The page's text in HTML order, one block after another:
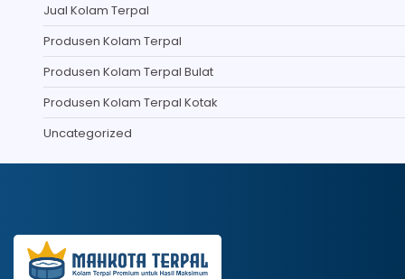
Jual Kolam Terpal
Produsen Kolam Terpal
Produsen Kolam Terpal Bulat
Produsen Kolam Terpal Kotak
Uncategorized